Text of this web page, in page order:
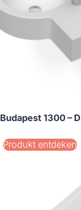
Budapest 1300 – D
Produkt entdeken